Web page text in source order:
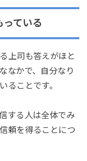
っている
上司も答えがほと
なかで、自分なり
ることです。
する人は全体でみ
頼を得ることにつ